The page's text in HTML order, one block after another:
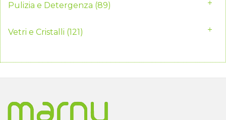
Pulizia e Detergenza (89)
Vetri e Cristalli (121)